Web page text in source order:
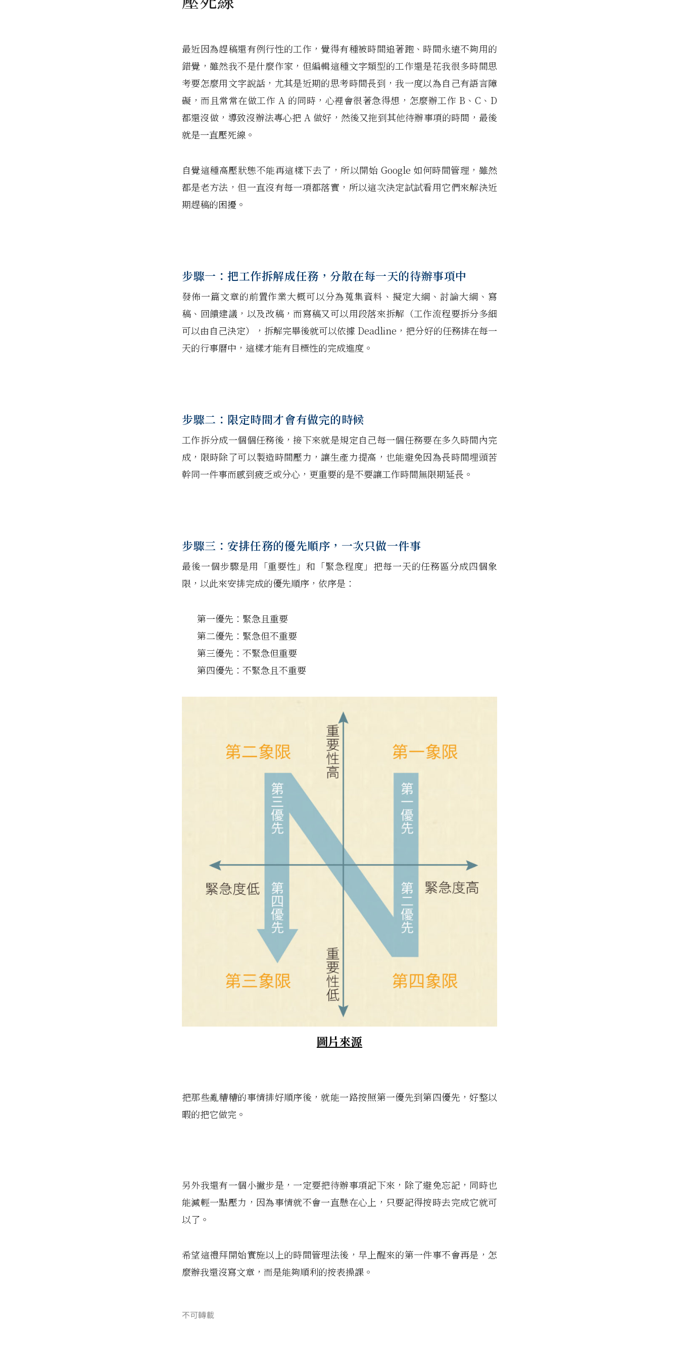
最近因為趕稿還有例行性的工作，覺得有種被時間追著跑、時間永遠不夠用的
錯覺，雖然我不是什麼作家，但編輯這種文字類型的工作還是花我很多時間思
考要怎麼用文字說話，尤其是近期的思考時間長到，我一度以為自己有語言障
礙，而且常常在做工作 A 的同時，心裡會很著急得想，怎麼辦工作 B、C、D
都還沒做，導致沒辦法專心把 A 做好，然後又拖到其他待辦事項的時間，最後
就是一直壓死線。
自覺這種高壓狀態不能再這樣下去了，所以開始 Google 如何時間管理，雖然
都是老方法，但一直沒有每一項都落實，所以這次決定試試看用它們來解決近
期趕稿的困擾。
步驟一：把工作拆解成任務，分散在每一天的待辦事項中
發佈一篇文章的前置作業大概可以分為蒐集資料、擬定大綱、討論大綱、寫
稿、回饋建議，以及改稿，而寫稿又可以用段落來拆解（工作流程要拆分多細
可以由自己決定），拆解完畢後就可以依據 Deadline，把分好的任務排在每一
天的行事曆中，這樣才能有目標性的完成進度。
步驟二： 限定時間才會有做完的時候
工作拆分成一個個任務後，接下來就是規定自己每一個任務要在多久時間內完
成，限時除了可以製造時間壓力，讓生產力提高，也能避免因為長時間埋頭苦
幹同一件事而感到疲乏或分心，更重要的是不要讓工作時間無限期延長。
步驟三： 安排任務的優先順序，一次只做一件事
最後一個步驟是用「重要性」和「緊急程度」把每一天的任務區分成四個象
限，以此來安排完成的優先順序，依序是：
第一優先：緊急且重要
第二優先：緊急但不重要
第三優先：不緊急但重要
第四優先：不緊急且不重要
圖片來源
把那些亂糟糟的事情排好順序後，就能一路按照第一優先到第四優先，好整以
暇的把它做完。
另外我還有一個小撇步是，一定要把待辦事項記下來，除了避免忘記，同時也
能減輕一點壓力，因為事情就不會一直懸在心上，只要記得按時去完成它就可
以了。
希望這禮拜開始實施以上的時間管理法後，早上醒來的第一件事不會再是，怎
麼辦我還沒寫文章，而是能夠順利的按表操課。
不可轉載